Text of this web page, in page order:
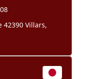
42390 Villars,